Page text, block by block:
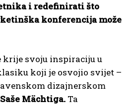
i redefinirati što
konferencija može
krije svoju inspiraciju u
koji je osvojio svijet –
dizajnerskom
Saše Mächtiga. Ta